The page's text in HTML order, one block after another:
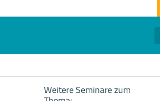
Weitere Seminare zum